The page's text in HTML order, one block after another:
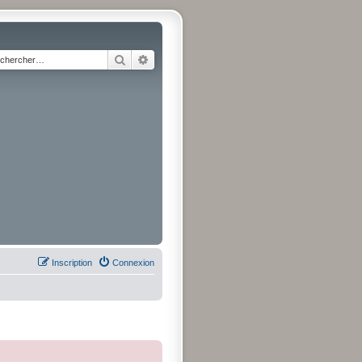
Rechercher
Connexion
Inscription